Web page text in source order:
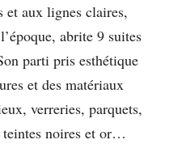
et aux lignes claires,
abrite 9 suites
parti pris esthétique
et des matériaux
verreries, parquets,
teintes noires et or…